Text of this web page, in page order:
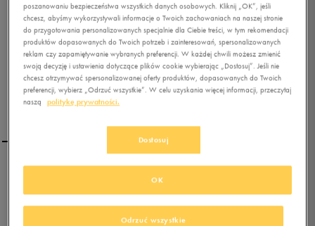
poszanowaniu bezpieczeństwa wszystkich danych osobowych. Kliknij „OK”, jeśli
chcesz, abyśmy wykorzystywali informacje o Twoich zachowaniach na naszej stronie
do przygotowania personalizowanych specjalnie dla Ciebie treści, w tym rekomendacji
produktów dopasowanych do Twoich potrzeb i zainteresowań, spersonalizowanych
reklam czy zapamiętywanie wybranych preferencji. W każdej chwili możesz zmienić
swoją decyzję i ustawienia dotyczące plików cookie wybierając „Dostosuj”. Jeśli nie
chcesz otrzymywać spersonalizowanej oferty produktów, dopasowanych do Twoich
preferencji, wybierz „Odrzuć wszystkie”. W celu uzyskania więcej informacji, przeczytaj
naszą
politykę prywatności.
Dostosuj
Odrzuć wszystkie
OK